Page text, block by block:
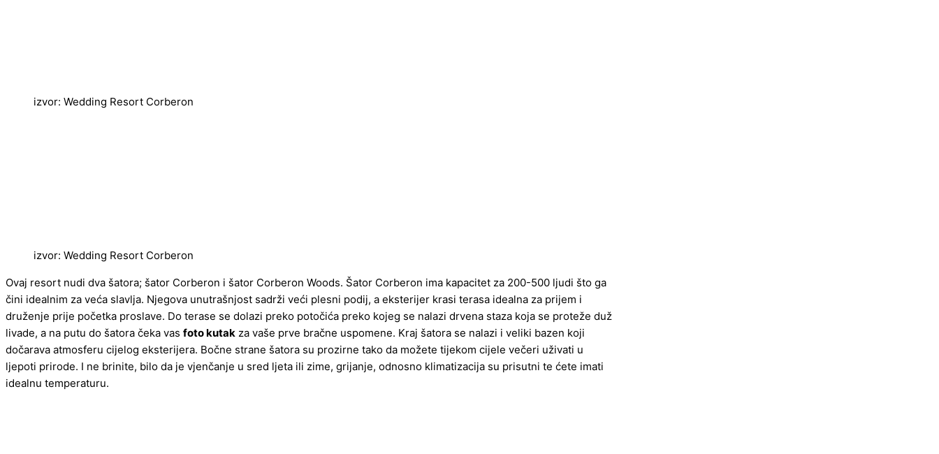
izvor: Wedding Resort Corberon
izvor: Wedding Resort Corberon
Ovaj resort nudi dva šatora; šator Corberon i šator Corberon Woods. Šator Corberon ima kapacitet za 200-500 ljudi što ga
čini idealnim za veća slavlja. Njegova unutrašnjost sadrži veći plesni podij, a eksterijer krasi terasa idealna za prijem i
druženje prije početka proslave. Do terase se dolazi preko potočića preko kojeg se nalazi drvena staza koja se proteže duž
livade, a na putu do šatora čeka vas foto kutak za vaše prve bračne uspomene. Kraj šatora se nalazi i veliki bazen koji
dočarava atmosferu cijelog eksterijera. Bočne strane šatora su prozirne tako da možete tijekom cijele večeri uživati u
ljepoti prirode. I ne brinite, bilo da je vjenčanje u sred ljeta ili zime, grijanje, odnosno klimatizacija su prisutni te ćete imati
idealnu temperaturu.